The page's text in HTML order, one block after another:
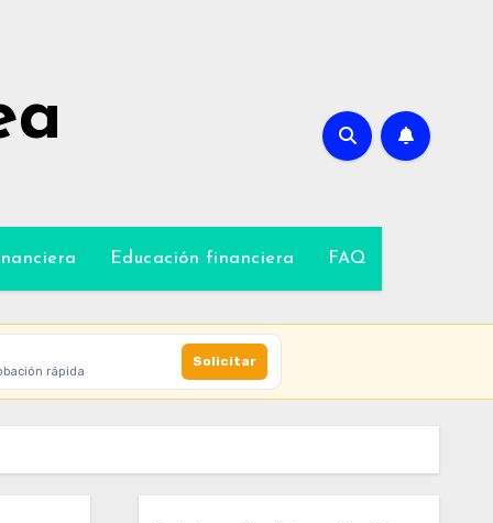
Educación financiera FAQ
rápida
Solicitar